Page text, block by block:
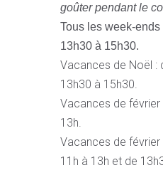
goûter pendant le
Tous les week-
13h30 à 15h30.
Vacances de Noël :
13h30 à 15h30.
Vacances de février
13h.
Vacances de février
11h à 13h et de